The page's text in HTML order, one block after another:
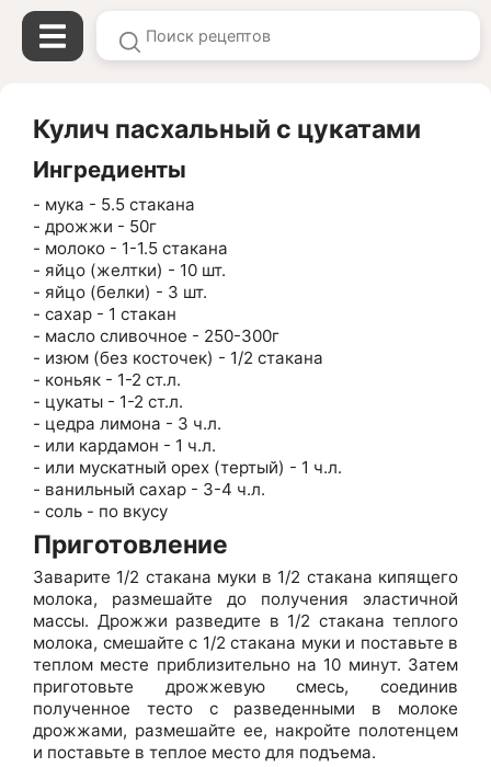
Кулич пасхальный с цукатами
Ингредиенты
- мука - 5.5 стакана
- дрожжи - 50г
- молоко - 1-1.5 стакана
- яйцо (желтки) - 10 шт.
- яйцо (белки) - 3 шт.
- сахар - 1 стакан
- масло сливочное - 250-300г
- изюм (без косточек) - 1/2 стакана
- коньяк - 1-2 ст.л.
- цукаты - 1-2 ст.л.
- цедра лимона - 3 ч.л.
- или кардамон - 1 ч.л.
- или мускатный орех (тертый) - 1 ч.л.
- ванильный сахар - 3-4 ч.л.
- соль - по вкусу
Приготовление
Заварите 1/2 стакана муки в 1/2 стакана кипящего
молока, размешайте до получения эластичной
массы. Дрожжи разведите в 1/2 стакана теплого
молока, смешайте с 1/2 стакана муки и поставьте в
теплом месте приблизительно на 10 минут. Затем
приготовьте дрожжевую смесь, соединив
полученное тесто с разведенными в молоке
дрожжами, размешайте ее, накройте полотенцем
и поставьте в теплое место для подъема.